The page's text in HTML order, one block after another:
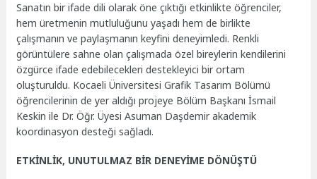
Sanatın bir ifade dili olarak öne çıktığı etkinlikte öğrenciler,
hem üretmenin mutluluğunu yaşadı hem de birlikte
çalışmanın ve paylaşmanın keyfini deneyimledi. Renkli
görüntülere sahne olan çalışmada özel bireylerin kendilerini
özgürce ifade edebilecekleri destekleyici bir ortam
oluşturuldu. Kocaeli Üniversitesi Grafik Tasarım Bölümü
öğrencilerinin de yer aldığı projeye Bölüm Başkanı İsmail
Keskin ile Dr. Öğr. Üyesi Asuman Daşdemir akademik
koordinasyon desteği sağladı.
ETKİNLİK, UNUTULMAZ BİR DENEYİME DÖNÜŞTÜ